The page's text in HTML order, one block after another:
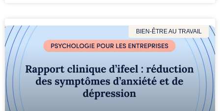
BIEN-ÊTRE AU TRAVAIL